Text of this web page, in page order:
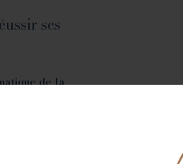
ses
de la
Créée en 2001,
miel et
biscuit de